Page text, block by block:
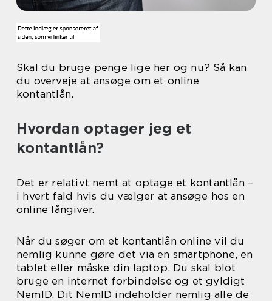
Skal du bruge penge lige her og nu? Så kan
du overveje at ansøge om et online
kontantlån.
Hvordan optager jeg et
kontantlån?
Det er relativt nemt at optage et kontantlån –
i hvert fald hvis du vælger at ansøge hos en
online långiver.
Når du søger om et kontantlån online vil du
nemlig kunne gøre det via en smartphone, en
tablet eller måske din laptop. Du skal blot
bruge en internet forbindelse og et gyldigt
NemID. Dit NemID indeholder nemlig alle de